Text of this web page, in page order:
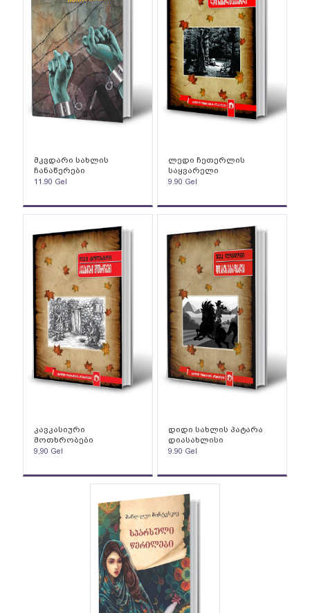
მკვდარი სახლის
ჩანაწერები
11.90 Gel
ლედი ჩეთერლის
საყვარელი
9.90 Gel
კავკასიური
მოთხრობები
9,90 Gel
დიდი სახლის პატარა
დიასახლისი
9.90 Gel